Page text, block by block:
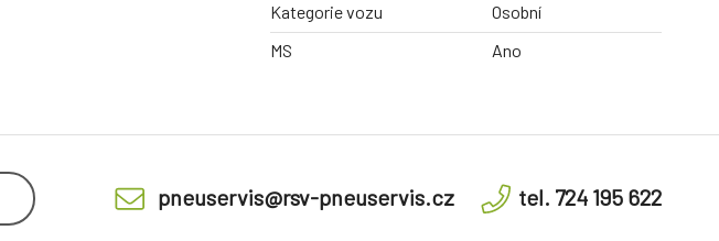
Kategorie vozu
Osobní
MS
Ano
pneuservis@rsv-pneuservis.cz tel. 724 195 622